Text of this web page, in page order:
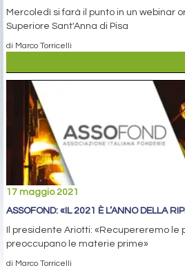
Mercoledì si farà il punto in un webinar
Superiore Sant'Anna di Pisa
di Marco Torricelli
17 maggio 2021
ASSOFOND: «IL 2021 È L’ANNO DELLA
Il presidente Ariotti: «Recupereremo le
preoccupano le materie prime»
di Marco Torricelli